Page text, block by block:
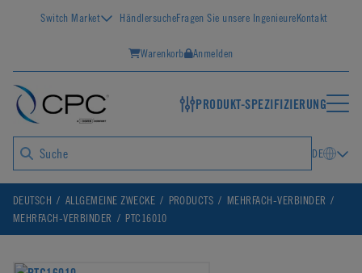
Switch Market HändlersucheFragen Sie unsere IngenieureKontakt
Warenkorb Anmelden
PRODUKT-SPEZIFIZIERUNG
DE
DEUTSCH ALLGEMEINE ZWECKE PRODUCTS
MEHRFACH-VERBINDER
MEHRFACH-VERBINDER
PTC16010